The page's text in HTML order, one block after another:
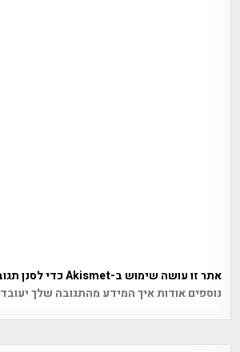
אתר זו עושה שימוש ב-Akismet כדי לסנן תגובות זבל.
נוספים אודות איך המידע מהתגובה שלך יעובד